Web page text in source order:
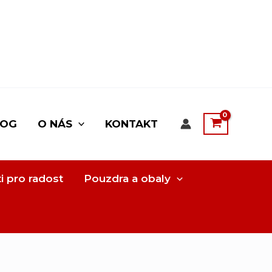
O NÁS KONTAKT
pro radost Pouzdra a obaly